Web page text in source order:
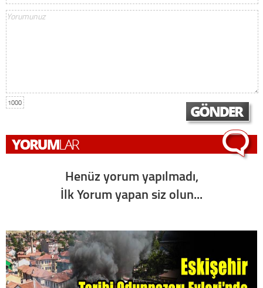
1000
Henüz yorum yapılmadı,
İlk Yorum yapan siz olun...